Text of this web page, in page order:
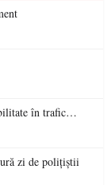
Polițiștii sătmăreni fac apel la responsabilitate în trafic…
zi de polițiștii